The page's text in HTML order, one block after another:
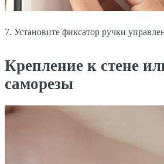
7. Установите фиксатор ручки
Крепление к стене
саморезы